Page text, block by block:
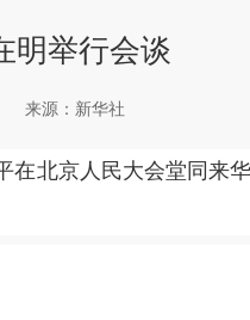
明举行会谈
来源：新华社
北京人民大会堂同来